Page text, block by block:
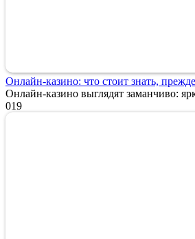
Онлайн-казино: что стоит знать,
Онлайн-казино выглядят заманчиво:
019